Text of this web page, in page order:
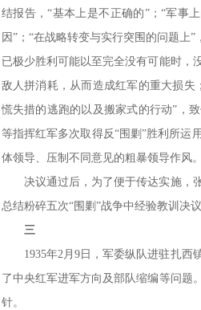
结报告，“基本上是不正确的”；“军事
因”；“在战略转变与实行突围的问题上
已极少胜利可能以至完全没有可能时，
敌人拼消耗，从而造成红军的重大损
慌失措的逃跑的以及搬家式的行动”，
等指挥红军多次取得反“围剿”胜利所运
体领导、压制不同意见的粗暴领导作风。
决议通过后，为了便于传达实施，
总结粉碎五次“围剿”战争中经验教训决
三
1935年2月9日，军委纵队进驻扎
了中央红军进军方向及部队缩编等问题
针。